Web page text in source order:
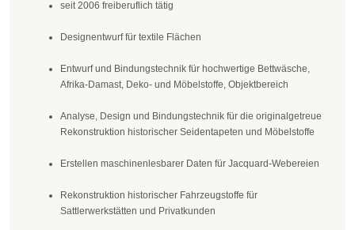
seit 2006 freiberuflich tätig
Designentwurf für textile Flächen
Entwurf und Bindungstechnik für hochwertige Bettwäsche,
Afrika-Damast, Deko- und Möbelstoffe, Objektbereich
Analyse, Design und Bindungstechnik für die originalgetreue
Rekonstruktion historischer Seidentapeten und Möbelstoffe
Erstellen maschinenlesbarer Daten für Jacquard-Webereien
Rekonstruktion historischer Fahrzeugstoffe für
Sattlerwerkstätten und Privatkunden